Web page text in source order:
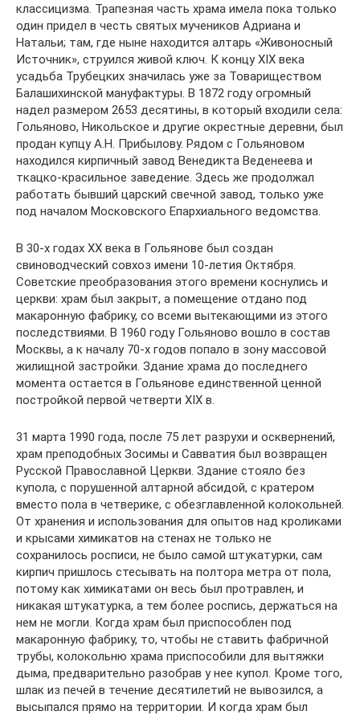
классицизма. Трапезная часть храма имела пока только
один придел в честь святых мучеников Адриана и
Натальи; там, где ныне находится алтарь «Живоносный
Источник», струился живой ключ. К концу XIX века
усадьба Трубецких значилась уже за Товариществом
Балашихинской мануфактуры. В 1872 году огромный
надел размером 2653 десятины, в который входили села:
Гольяново, Никольское и другие окрестные деревни, был
продан купцу А.Н. Прибылову. Рядом с Гольяновом
находился кирпичный завод Венедикта Веденеева и
ткацко-красильное заведение. Здесь же продолжал
работать бывший царский свечной завод, только уже
под началом Московского Епархиального ведомства.
В 30-х годах XX века в Гольянове был создан
свиноводческий совхоз имени 10-летия Октября.
Советские преобразования этого времени коснулись и
церкви: храм был закрыт, а помещение отдано под
макаронную фабрику, со всеми вытекающими из этого
последствиями. В 1960 году Гольяново вошло в состав
Москвы, а к началу 70-х годов попало в зону массовой
жилищной застройки. Здание храма до последнего
момента остается в Гольянове единственной ценной
постройкой первой четверти XIX в.
31 марта 1990 года, после 75 лет разрухи и осквернений,
храм преподобных Зосимы и Савватия был возвращен
Русской Православной Церкви. Здание стояло без
купола, с порушенной алтарной абсидой, с кратером
вместо пола в четверике, с обезглавленной колокольней.
От хранения и использования для опытов над кроликами
и крысами химикатов на стенах не только не
сохранилось росписи, не было самой штукатурки, сам
кирпич пришлось стесывать на полтора метра от пола,
потому как химикатами он весь был протравлен, и
никакая штукатурка, а тем более роспись, держаться на
нем не могли. Когда храм был приспособлен под
макаронную фабрику, то, чтобы не ставить фабричной
трубы, колокольню храма приспособили для вытяжки
дыма, предварительно разобрав у нее купол. Кроме того,
шлак из печей в течение десятилетий не вывозился, а
высыпался прямо на территории. И когда храм был